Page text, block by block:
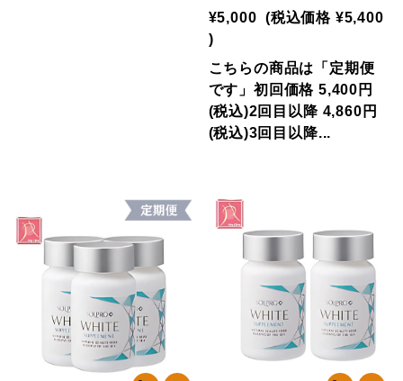
¥5,000 (税込価格 ¥5,400
)
こちらの商品は「定期便
です」初回価格 5,400円
(税込)2回目以降 4,860円
(税込)3回目以降...